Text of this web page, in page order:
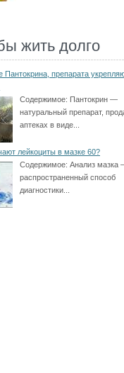
жить долго
Пантокрина, препарата
Содержимое: Пантокрин —
натуральный препарат,
аптеках в виде...
лейкоциты в мазке 60?
Содержимое: Анализ мазка
распространенный способ
диагностики...